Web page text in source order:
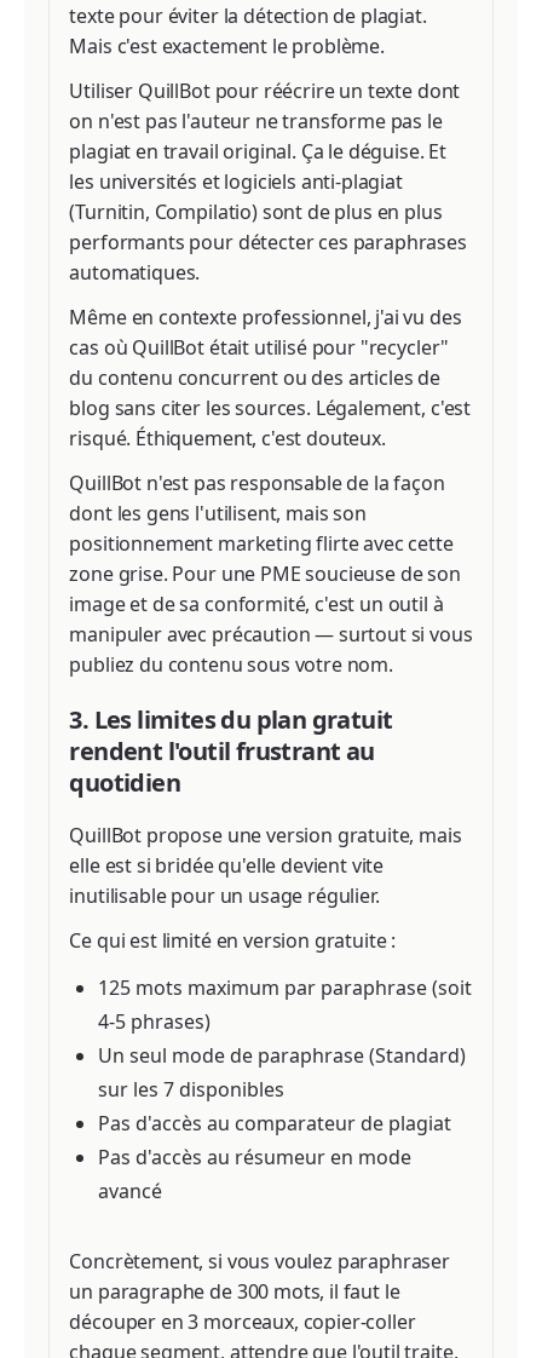
texte pour éviter la détection de plagiat.
Mais c'est exactement le problème.
Utiliser QuillBot pour réécrire un texte dont
on n'est pas l'auteur ne transforme pas le
plagiat en travail original. Ça le déguise. Et
les universités et logiciels anti-plagiat
(Turnitin, Compilatio) sont de plus en plus
performants pour détecter ces paraphrases
automatiques.
Même en contexte professionnel, j'ai vu des
cas où QuillBot était utilisé pour "recycler"
du contenu concurrent ou des articles de
blog sans citer les sources. Légalement, c'est
risqué. Éthiquement, c'est douteux.
QuillBot n'est pas responsable de la façon
dont les gens l'utilisent, mais son
positionnement marketing flirte avec cette
zone grise. Pour une PME soucieuse de son
image et de sa conformité, c'est un outil à
manipuler avec précaution — surtout si vous
publiez du contenu sous votre nom.
3. Les limites du plan gratuit
rendent l'outil frustrant au
quotidien
QuillBot propose une version gratuite, mais
elle est si bridée qu'elle devient vite
inutilisable pour un usage régulier.
Ce qui est limité en version gratuite :
125 mots maximum par paraphrase (soit
4-5 phrases)
Un seul mode de paraphrase (Standard)
sur les 7 disponibles
Pas d'accès au comparateur de plagiat
Pas d'accès au résumeur en mode
avancé
Concrètement, si vous voulez paraphraser
un paragraphe de 300 mots, il faut le
découper en 3 morceaux, copier-coller
chaque segment, attendre que l'outil traite,